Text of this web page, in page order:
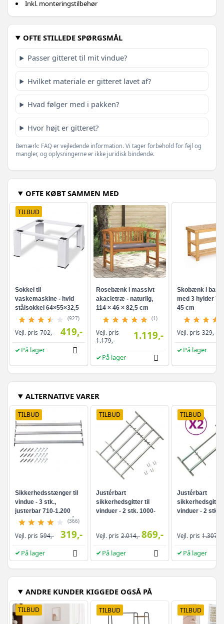
Inkl. monteringstilbehør
OFTE STILLEDE SPØRGSMÅL
Passer gitteret til mit vindue?
Hvilket materiale er gitteret lavet af?
Hvad følger med i pakken?
Hvor højt er gitteret?
Bemærk: FAQ er vejledende information. Vi tager forbehold for fejl og
mangler, og oplysningerne er ikke juridisk bindende.
OFTE KØBT SAMMEN MED
TILBUD
Sokkel til
vaskemaskine - hvid
stålsokkel 64×55×32,5
cm
(927)
Vejl. pris 702,- 419,-
På lager
Rosebænk i massivt
akacietræ - naturlig,
114 × 46 × 82,5 cm
(1)
Vejl. pris
1.179,-
1.119,-
På lager
Skobænk i
med 3 hylder 70
45 cm
Vejl. pris 329,-
På lager
ALTERNATIVE VARER
TILBUD
Sikkerhedsstænger til
vindue - 3 stk.,
justerbar 710-1.200
mm, galvaniseret stål,
(366)
Vejl. pris 594,- 319,-
På lager
TILBUD
Justérbart
sikkerhedsgitter til
vinduer - 2 stk. 1000-
Vejl. pris 2.014,- 869,-
På lager
TILBUD
Justérbart
vinduer - 2 stk.,
Vejl. pris 1.307,-
På lager
ANDRE KUNDER KIGGEDE OGSÅ PÅ
TILBUD TILBUD TILBUD